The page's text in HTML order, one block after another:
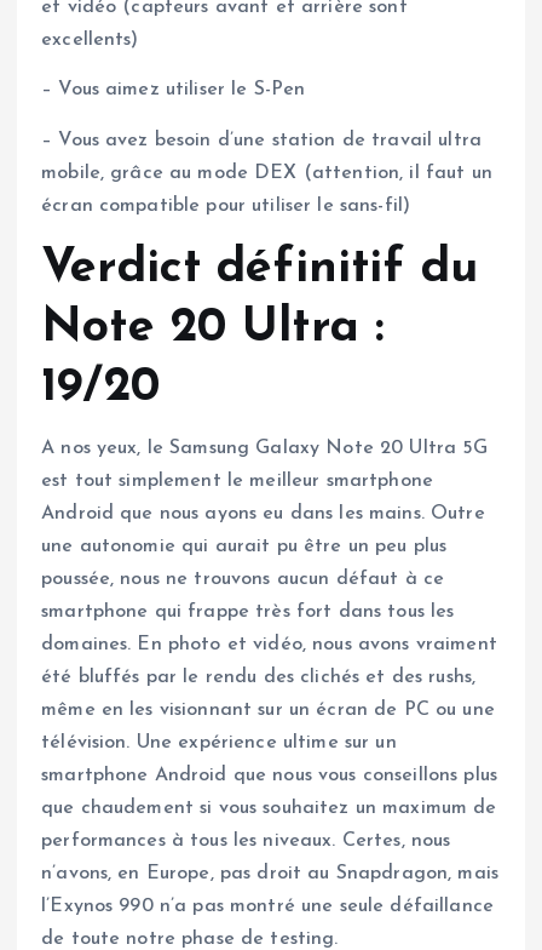
et vidéo (capteurs avant et arrière sont
excellents)
– Vous aimez utiliser le S-Pen
– Vous avez besoin d’une station de travail ultra
mobile, grâce au mode DEX (attention, il faut un
écran compatible pour utiliser le sans-fil)
Verdict définitif du
Note 20 Ultra :
19/20
A nos yeux, le Samsung Galaxy Note 20 Ultra 5G
est tout simplement le meilleur smartphone
Android que nous ayons eu dans les mains. Outre
une autonomie qui aurait pu être un peu plus
poussée, nous ne trouvons aucun défaut à ce
smartphone qui frappe très fort dans tous les
domaines. En photo et vidéo, nous avons vraiment
été bluffés par le rendu des clichés et des rushs,
même en les visionnant sur un écran de PC ou une
télévision. Une expérience ultime sur un
smartphone Android que nous vous conseillons plus
que chaudement si vous souhaitez un maximum de
performances à tous les niveaux. Certes, nous
n’avons, en Europe, pas droit au Snapdragon, mais
l’Exynos 990 n’a pas montré une seule défaillance
de toute notre phase de testing.